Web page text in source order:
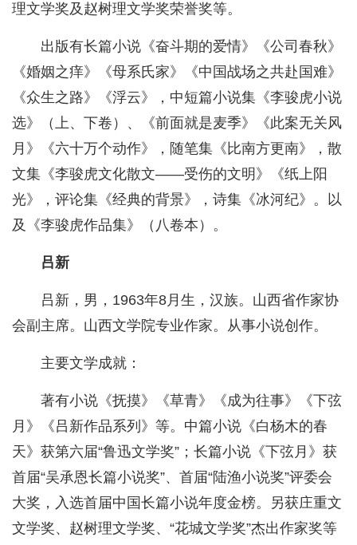
理文学奖及赵树理文学奖荣誉奖等。
出版有长篇小说《奋斗期的爱情》《公司春秋》
《婚姻之痒》《母系氏家》《中国战场之共赴国难》
《众生之路》《浮云》，中短篇小说集《李骏虎小说
选》（上、下卷）、《前面就是麦季》《此案无关风
月》《六十万个动作》，随笔集《比南方更南》，散
文集《李骏虎文化散文——受伤的文明》《纸上阳
光》，评论集《经典的背景》，诗集《冰河纪》。以
及《李骏虎作品集》（八卷本）。
吕新
吕新，男，1963年8月生，汉族。山西省作家协
会副主席。山西文学院专业作家。从事小说创作。
主要文学成就：
著有小说《抚摸》《草青》《成为往事》《下弦
月》《吕新作品系列》等。中篇小说《白杨木的春
天》获第六届“鲁迅文学奖”；长篇小说《下弦月》获
首届“吴承恩长篇小说奖”、首届“陆渔小说奖”评委会
大奖，入选首届中国长篇小说年度金榜。另获庄重文
文学奖、赵树理文学奖、“花城文学奖”杰出作家奖等